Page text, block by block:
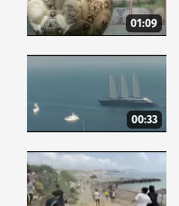
01:09
00:33